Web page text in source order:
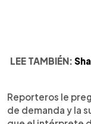
LEE TAMBIÉN:
Reporteros le
de demanda y la